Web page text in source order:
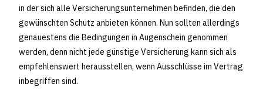
in der sich alle Versicherungsunternehmen befinden, die den
gewünschten Schutz anbieten können. Nun sollten allerdings
genauestens die Bedingungen in Augenschein genommen
werden, denn nicht jede günstige Versicherung kann sich als
empfehlenswert herausstellen, wenn Ausschlüsse im Vertrag
inbegriffen sind.